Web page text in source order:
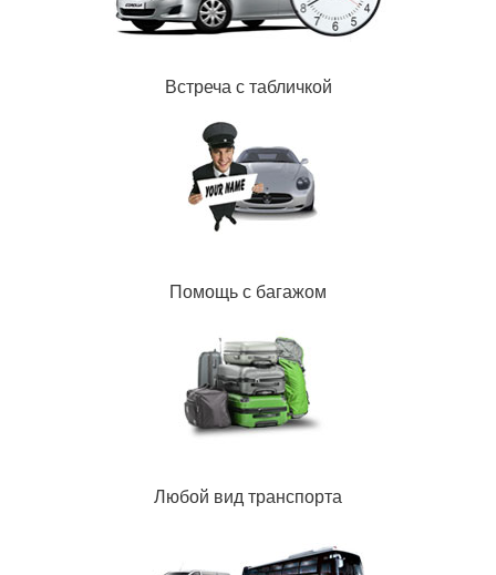
Встреча с табличкой
Помощь с багажом
Любой вид транспорта